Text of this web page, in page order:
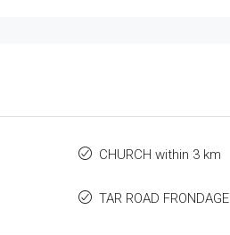
CHURCH within 3 km
TAR ROAD FRONDAGE